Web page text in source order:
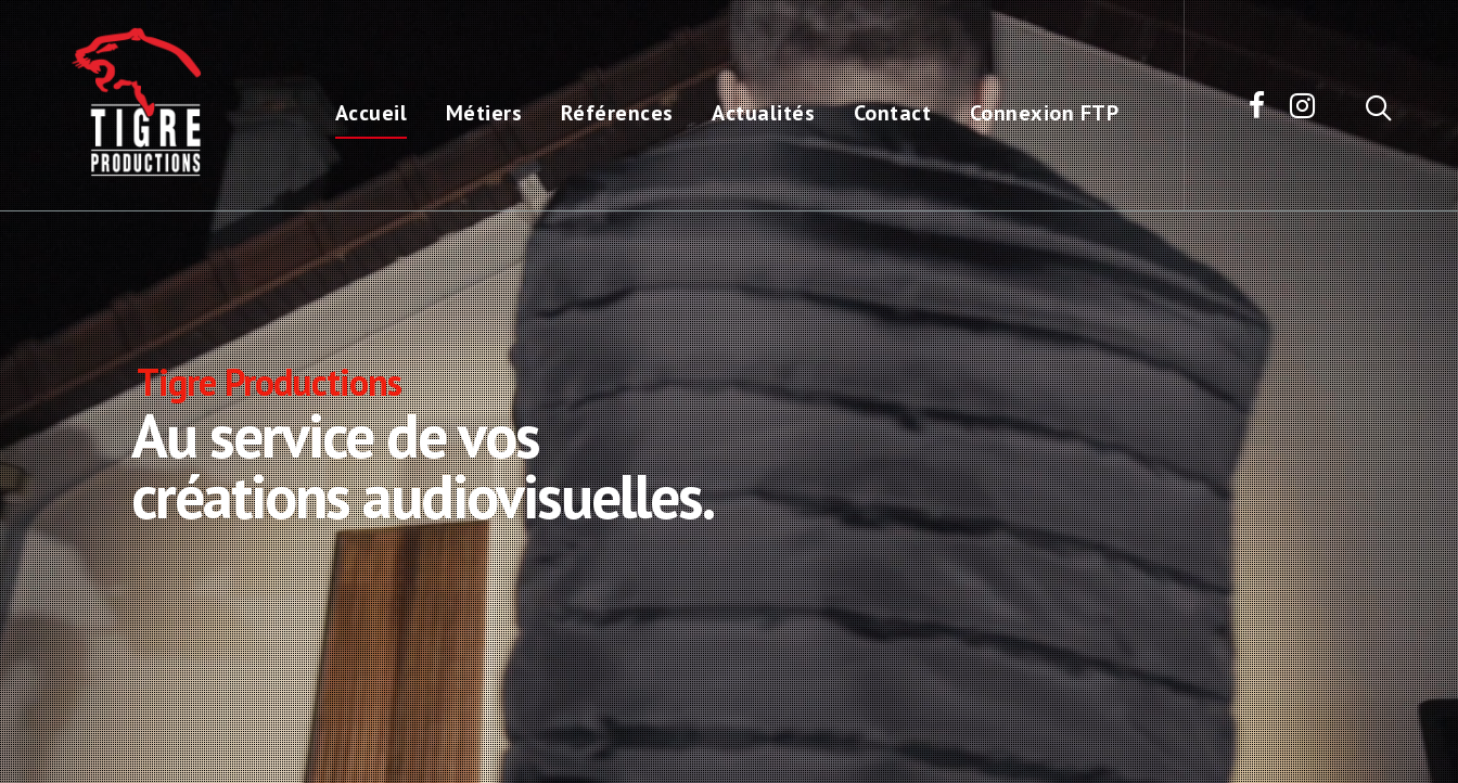
Accueil Métiers Références Actualités Contact Connexion FTP
Tigre Productions
Au service de vos
créations audiovisuelles.